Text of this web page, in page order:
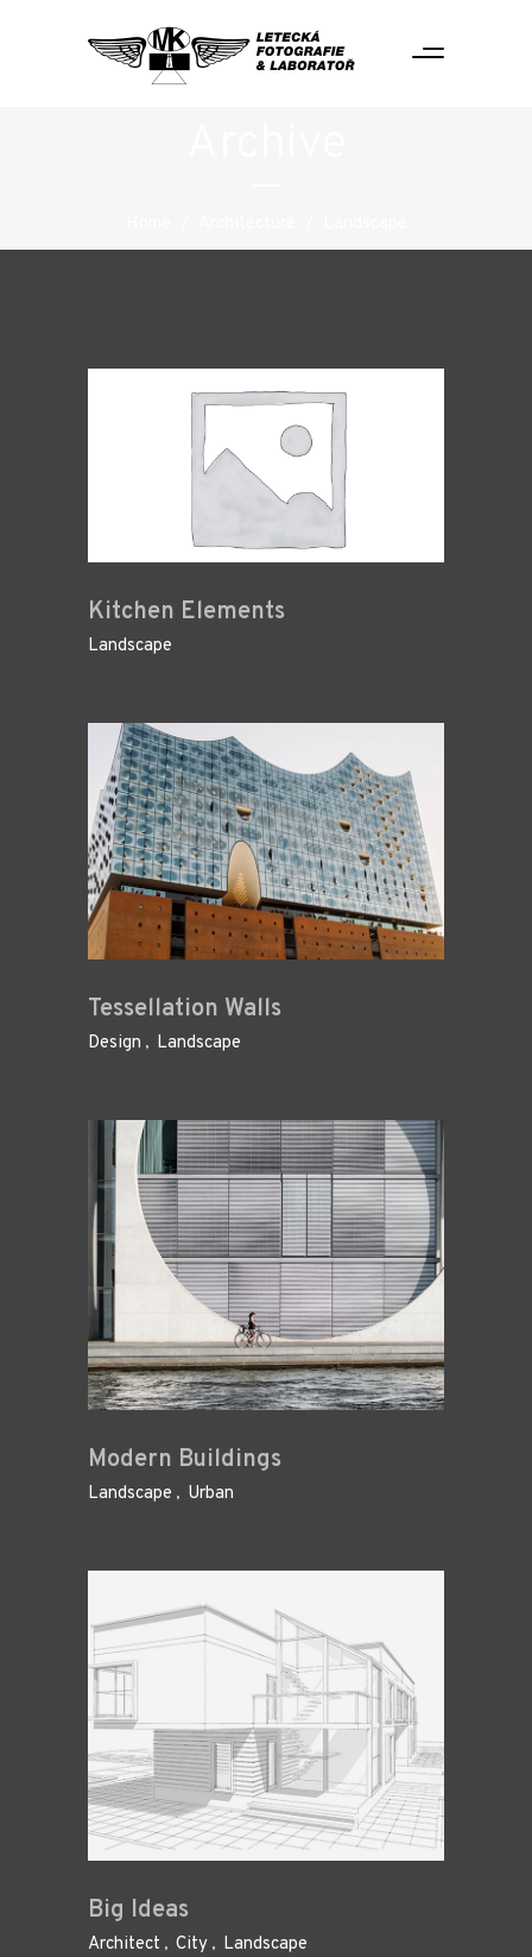
Kitchen Elements
Landscape
Tessellation Walls
Design Landscape
Modern Buildings
Landscape Urban
Big Ideas
Architect City Landscape